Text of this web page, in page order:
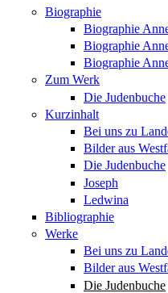
Biographie
Biographie
Biographie
Biographie
Zum Werk
Die Judenbuche
Kurzinhalt
Bei uns zu
Bilder aus
Die Judenbuche
Joseph
Ledwina
Bibliographie
Werke
Bei uns zu
Bilder aus
Die Judenbuche